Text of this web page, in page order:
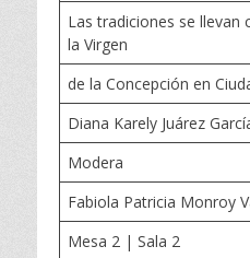
Las tradiciones se llevan
la Virgen
de la Concepción en
Diana Karely Juárez
Modera
Fabiola Patricia Monroy
Mesa 2 | Sala 2